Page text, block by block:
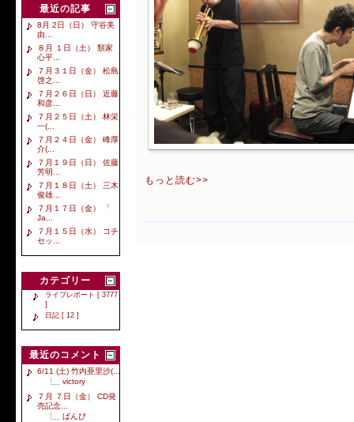
最近の記事
8月 2日（日） 守谷美
由...
８月 １日（土） 類家
心平...
７月３１日（金） 松島
啓之...
７月２６日（日） 近藤
和彦...
７月２５日（土） 林栄
一(...
７月２４日（金） 峰厚
介(...
７月１９日（日） 佐藤
芳明...
７月１８日（土） 三木
俊雄...
７月１７日（金） 「
Ja...
７月１５日（水） コチ
セッ...
カテゴリー
ライブレポート [ 3777
]
日記 [ 12 ]
最近のコメント
6/11 (土) 竹内亜里沙(...
victory
７月 ７日（金） CD発
売記念...
ばんび
もっと読む>>